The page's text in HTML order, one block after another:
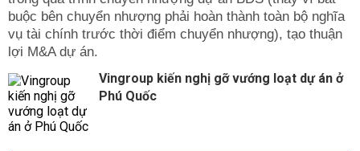
buộc bên chuyển nhượng phải hoàn thành toàn bộ nghĩa
vụ tài chính trước thời điểm chuyển nhượng), tạo thuận
lợi M&A dự án.
Vingroup kiến nghị gỡ vướng loạt dự án ở
Phú Quốc